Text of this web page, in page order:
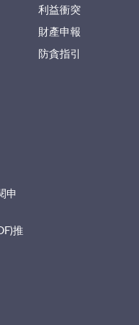
利益衝突
財產申報
防貪指引
申
推